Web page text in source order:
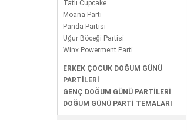
Tatlı Cupcake
Moana Parti
Panda Partisi
Uğur Böceği Partisi
Winx Powerment Parti
ERKEK ÇOCUK DOĞUM GÜNÜ
PARTİLERİ
GENÇ DOĞUM GÜNÜ PARTİLERİ
DOĞUM GÜNÜ PARTİ TEMALARI